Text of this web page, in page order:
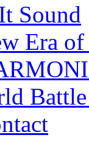
Sound
Era